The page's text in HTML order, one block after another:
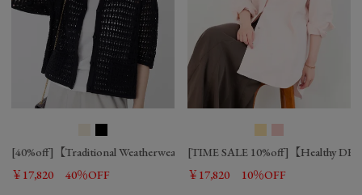
[40%off]【Traditional Weatherwear】ニットレースカーディガン
￥17,820
40％OFF
[TIME SALE 10%off]【Healthy
￥17,820
10％OFF